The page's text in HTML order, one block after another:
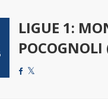
LIGUE 1:
POCOGNOLI